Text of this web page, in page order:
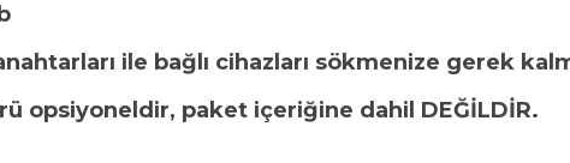
ile bağlı cihazları sökmenize gerek
opsiyoneldir, paket içeriğine dahil DEĞİLDİR.